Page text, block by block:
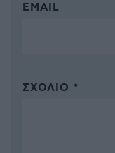
EMAIL
ΣΧΌΛΙΟ *